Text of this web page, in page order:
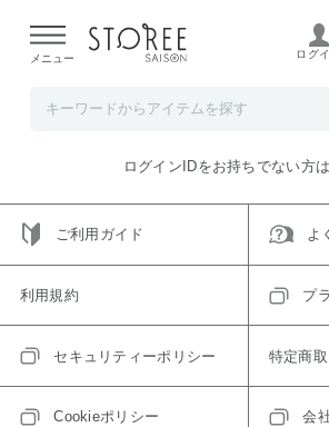
よる配送遅延が発生しております。
メニュー ログ
ご指定のアイテムは取り扱い終了、ま
トップへ戻る
ログインIDをお持ちでない方
ご利用ガイド よ
利用規約 プ
セキュリティーポリシー 特定商
Cookieポリシー 会